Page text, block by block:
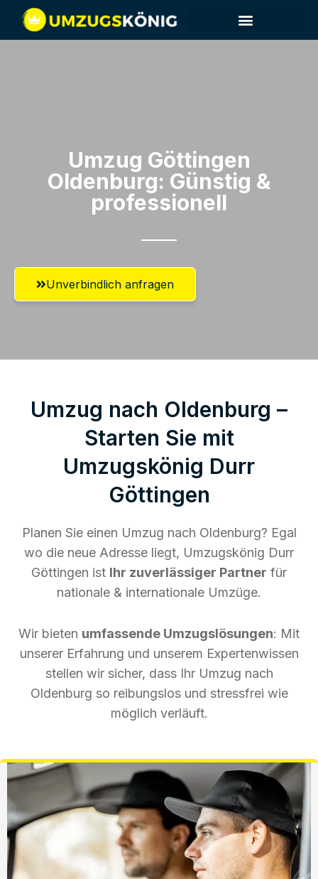
Umzug Göttingen​
Oldenburg: Günstig &
professionell​
Unverbindlich anfragen
Umzug nach Oldenburg –
Starten Sie mit
Umzugskönig Durr
Göttingen
Planen Sie einen Umzug nach Oldenburg? Egal
wo die neue Adresse liegt, Umzugskönig Durr
Göttingen ist Ihr zuverlässiger Partner für
nationale & internationale Umzüge.
Wir bieten umfassende Umzugslösungen: Mit
unserer Erfahrung und unserem Expertenwissen
stellen wir sicher, dass Ihr Umzug nach
Oldenburg so reibungslos und stressfrei wie
möglich verläuft.